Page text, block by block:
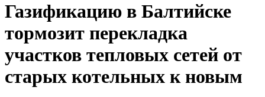
Газификацию в Балтийске
тормозит перекладка
участков тепловых сетей от
старых котельных к новым